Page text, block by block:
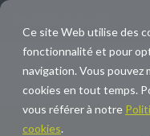
Ce site Web utilise des
fonctionnalité et pour
navigation. Vous pouvez
cookies en tout temps.
vous référer à notre
cookies.